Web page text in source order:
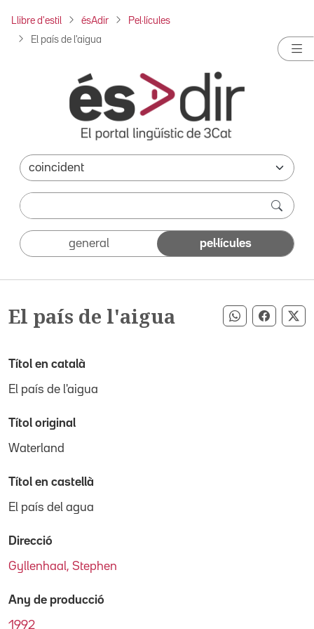
Llibre d'estil ésAdir Pel·lícules
El país de l'aigua
general pel·lícules
El país de l'aigua Compartir
Títol en català
El país de l'aigua
Títol original
Waterland
Títol en castellà
El país del agua
Direcció
Gyllenhaal, Stephen
Any de producció
1992